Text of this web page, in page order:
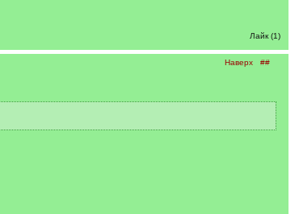
Лайк (1)
Наверх ##